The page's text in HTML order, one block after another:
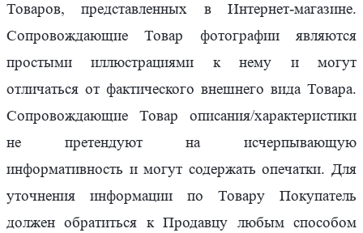
Товаров, представленных в Интернет-магазине.
Сопровождающие Товар фотографии являются
простыми иллюстрациями к нему и могут
отличаться от фактического внешнего вида Товара.
Сопровождающие Товар описания/характеристики
не претендуют на исчерпывающую
информативность и могут содержать опечатки. Для
уточнения информации по Товару Покупатель
должен обратиться к Продавцу любым способом